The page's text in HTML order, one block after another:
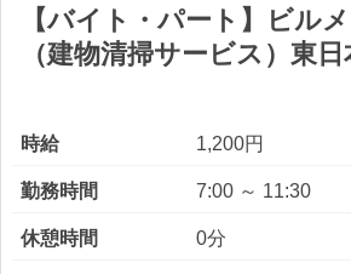
【バイト・パート】ビル
（建物清掃サービス）東
時給 1,200円
勤務時間 7:00 ～ 11:30
休憩時間 0分